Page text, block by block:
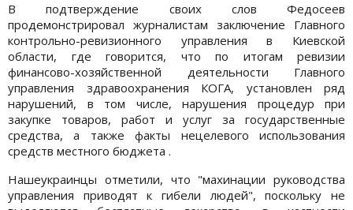
В подтверждение своих слов Федосеев
продемонстрировал журналистам заключение Главного
контрольно-ревизионного управления в Киевской
области, где говорится, что по итогам ревизии
финансово-хозяйственной деятельности Главного
управления здравоохранения КОГА, установлен ряд
нарушений, в том числе, нарушения процедур при
закупке товаров, работ и услуг за государственные
средства, а также факты нецелевого использования
средств местного бюджета .
Нашеукраинцы отметили, что "махинации руководства
управления приводят к гибели людей", поскольку не